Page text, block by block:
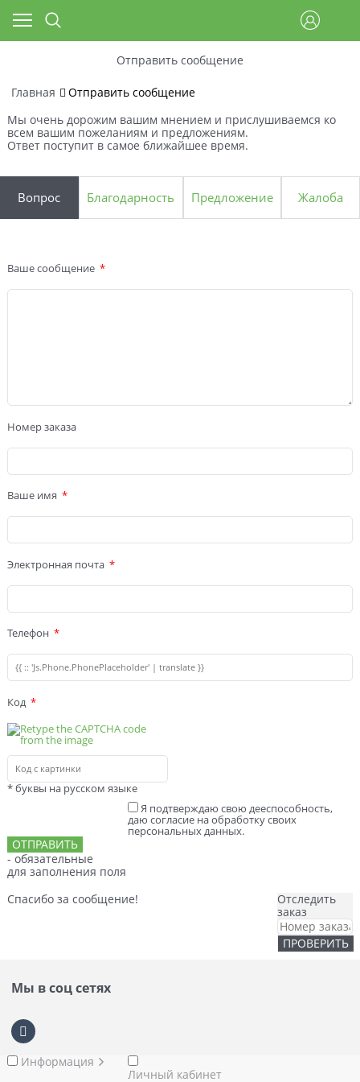
Отправить сообщение
Главная
Отправить сообщение
Мы очень дорожим вашим мнением и прислушиваемся ко
всем вашим пожеланиям и предложениям.
Ответ поступит в самое ближайшее время.
Вопрос Благодарность Предложение Жалоба
Ваше сообщение
Номер заказа
Ваше имя
Электронная почта
Телефон
Код
* буквы на русском языке
Я подтверждаю свою дееспособность,
даю согласие на обработку своих
персональных данных.
- обязательные
для заполнения поля
Спасибо за сообщение!
Отследить
заказ
Мы в соц сетях
Информация
Личный кабинет